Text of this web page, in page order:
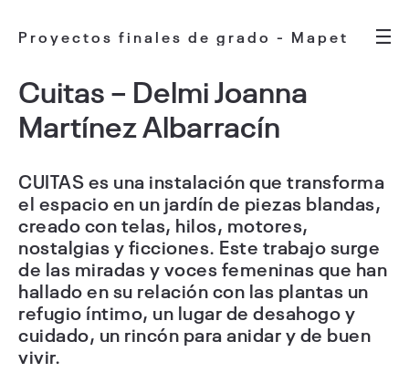
Proyectos finales de grado - Mapet
Cuitas – Delmi Joanna
Martínez Albarracín
CUITAS es una instalación que transforma
el espacio en un jardín de piezas blandas,
creado con telas, hilos, motores,
nostalgias y ficciones. Este trabajo surge
de las miradas y voces femeninas que han
hallado en su relación con las plantas un
refugio íntimo, un lugar de desahogo y
cuidado, un rincón para anidar y de buen
vivir.